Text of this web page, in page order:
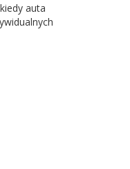
auta